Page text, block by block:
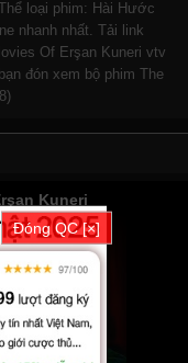
Thể loại phim: Hài Hước
nhanh nhất. Tải link
Of Erşan Kuneri vtv
đón xem bộ phim The
Kuneri
Đóng QC [×]